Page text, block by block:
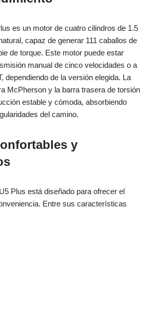
es un motor de cuatro cilindros de 1.5
capaz de generar 111 caballos de
de torque. Este motor puede estar
manual de cinco velocidades o a
dependiendo de la versión elegida. La
McPherson y la barra trasera de torsión
estable y cómoda, absorbiendo
del camino.
y
Plus está diseñado para ofrecer el
Entre sus características